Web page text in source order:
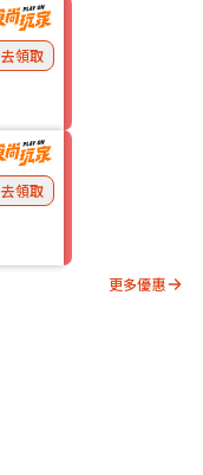
去領取
去領取
更多優惠